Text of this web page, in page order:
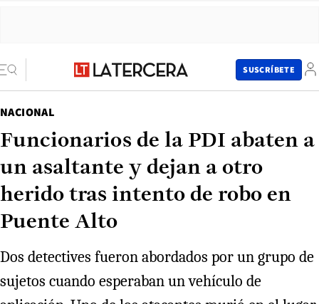
SUSCRÍBETE
NACIONAL
Funcionarios de la PDI abaten a
un asaltante y dejan a otro
herido tras intento de robo en
Puente Alto
Dos detectives fueron abordados por un grupo de
sujetos cuando esperaban un vehículo de